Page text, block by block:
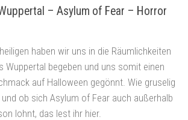
– Asylum of Fear – Horror
haben wir uns in die Räumlichkeiten
Wuppertal begeben und uns somit einen
auf Halloween gegönnt. Wie gruselig
ob sich Asylum of Fear auch außerhalb
lohnt, das lest ihr hier.